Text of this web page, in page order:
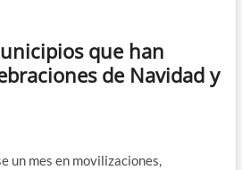
que han
de Navidad y
un mes en movilizaciones,